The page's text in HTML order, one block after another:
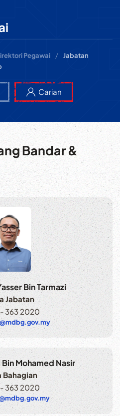
Pegawai
Jabatan
Carian
Bandar &
Bin Tarmazi
Jabatan
363 2020
Bin Mohamed Nasir
Bahagian
363 2020